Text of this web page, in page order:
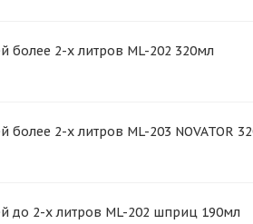
более 2-х литров ML-202 320мл
более 2-х литров ML-203 NOVATOR
до 2-х литров ML-202 шприц 190мл